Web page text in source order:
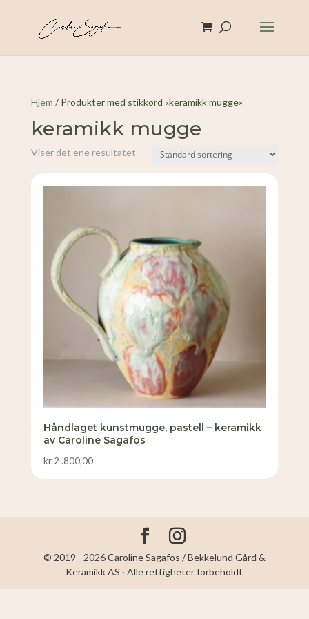
Hjem / Produkter med stikkord «keramikk mugge»
keramikk mugge
Viser det ene resultatet
Håndlaget kunstmugge, pastell – keramikk
av Caroline Sagafos
kr2 .800,00
© 2019 - 2026 Caroline Sagafos / Bekkelund Gård &
Keramikk AS · Alle rettigheter forbeholdt